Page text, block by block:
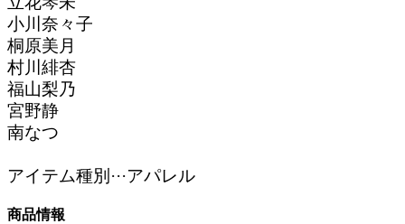
小川奈々子
桐原美月
村川緋杏
福山梨乃
宮野静
南なつ
アイテム種別···アパレル
商品情報